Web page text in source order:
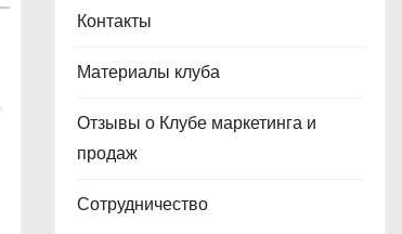
Контакты
Материалы клуба
Отзывы о Клубе маркетинга и
продаж
Сотрудничество